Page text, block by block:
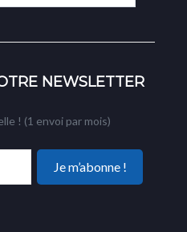
NEWSLETTER
! (1 envoi par mois)